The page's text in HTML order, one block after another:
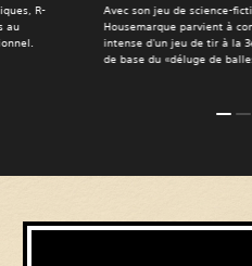
Avec son jeu de science-
Housemarque parvient à
intense d'un jeu de tir à la
de base du «déluge de
R-
au